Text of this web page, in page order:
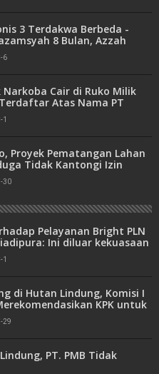
3 Terdakwa Berbeda -
8 Bulan, Azzah
2 Tahun 6 Bulan
6
Narkoba Cair di Ruko Milik
Atas Nama PT
1
Proyek Pematangan Lahan
Tidak Kantongi Izin
30
Pelayanan Bright PLN
Ini diluar kekuasaan
1
di Hutan Lindung, Komisi I
KPK untuk
29
PT. PMB Tidak